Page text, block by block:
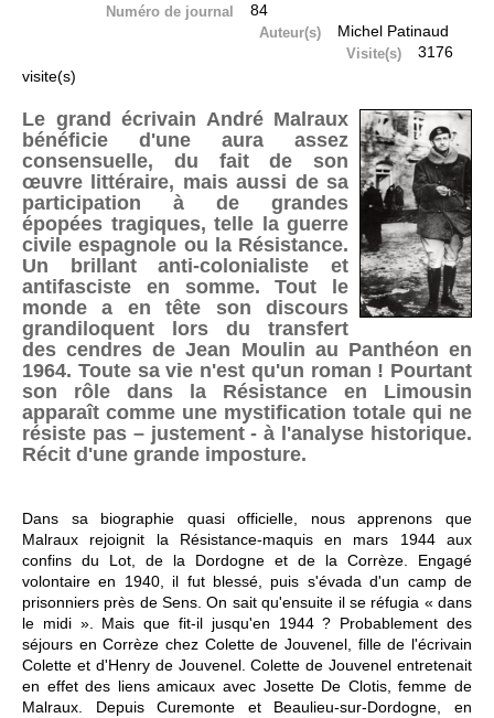
Numéro de journal 84
Auteur(s) Michel Patinaud
Visite(s)
3176
visite(s)
Le grand écrivain André Malraux
bénéficie d'une aura assez
consensuelle, du fait de son
œuvre littéraire, mais aussi de sa
participation à de grandes
épopées tragiques, telle la guerre
civile espagnole ou la Résistance.
Un brillant anti-colonialiste et
antifasciste en somme. Tout le
monde a en tête son discours
grandiloquent lors du transfert
des cendres de Jean Moulin au Panthéon en
1964. Toute sa vie n'est qu'un roman ! Pourtant
son rôle dans la Résistance en Limousin
apparaît comme une mystification totale qui ne
résiste pas – justement - à l'analyse historique.
Récit d'une grande imposture.
Dans sa biographie quasi officielle, nous apprenons que
Malraux rejoignit la Résistance-maquis en mars 1944 aux
confins du Lot, de la Dordogne et de la Corrèze. Engagé
volontaire en 1940, il fut blessé, puis s'évada d'un camp de
prisonniers près de Sens. On sait qu'ensuite il se réfugia « dans
le midi ». Mais que fit-il jusqu'en 1944 ? Probablement des
séjours en Corrèze chez Colette de Jouvenel, fille de l'écrivain
Colette et d'Henry de Jouvenel. Colette de Jouvenel entretenait
en effet des liens amicaux avec Josette De Clotis, femme de
Malraux. Depuis Curemonte et Beaulieu-sur-Dordogne, en